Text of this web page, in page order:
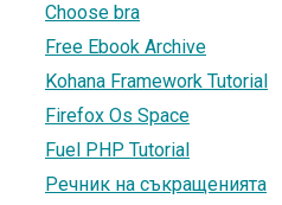
Choose bra
Free Ebook Archive
Kohana Framework Tutorial
Firefox Os Space
Fuel PHP Tutorial
Речник на съкращенията